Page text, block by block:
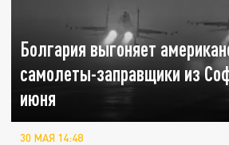
Болгария выгоняет
самолеты-заправщики из
июня
30 МАЯ 14:48